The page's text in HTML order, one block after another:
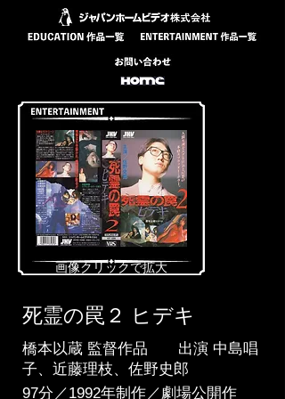
死霊の罠２ ヒデキ
橋本以蔵 監督作品 出演 中島唱
子、近藤理枝、佐野史郎
97分／1992年制作／劇場公開作
​画像クリックで拡大